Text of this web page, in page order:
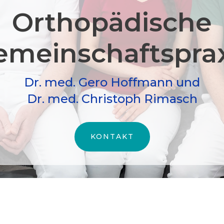
Orthopädische
Dr. med. Gero Hoffmann und
Dr. med. Christoph Rimasch
KONTAKT